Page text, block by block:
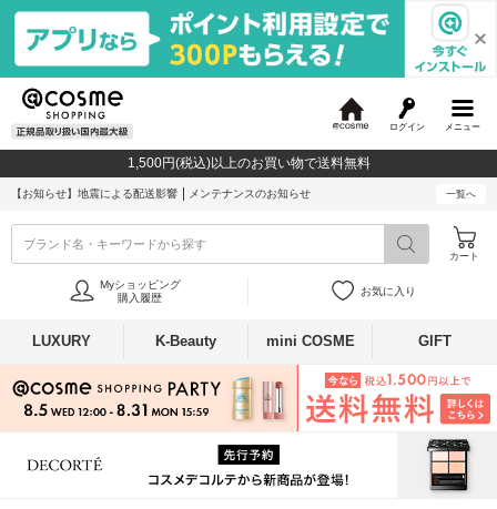
メニュー
ログイン
c
o
1,500円(税込)以上のお買い物で送料無料
【お知らせ】 地震による配送影響 メンテナンスのお知らせ 一覧へ
ブランド名・キーワードから探す
カート
Myショッピング
購入履歴
お気に入り
LUXURY K-Beauty mini COSME GIFT